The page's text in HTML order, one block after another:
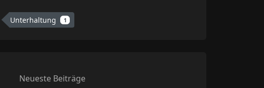
Unterhaltung 1
Neueste Beiträge